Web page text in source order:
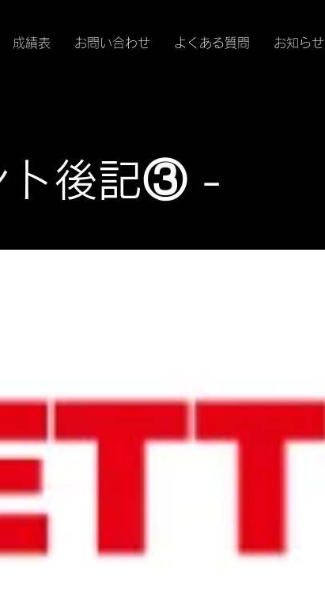
成績表 お問い合わせ よくある質問 お知らせ
ト後記③ -